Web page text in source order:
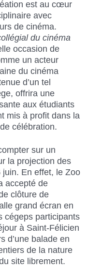
est au cœur
avec
de cinéma.
du cinéma
occasion de
un acteur
du cinéma
d’un tel
offrira une
aux étudiants
mis à profit dans la
célébration.
sur un
la projection des
En effet, le Zoo
accepté de
clôture de
grand écran en
cégeps participants
à Saint-Félicien
d’une balade en
de la nature
site librement.